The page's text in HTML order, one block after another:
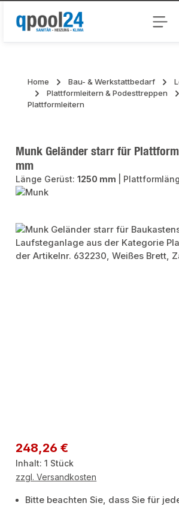
Zum Hauptinhalt springen
Home Bau- & Werkstattbedarf
Plattformleitern & Podesttreppen
Plattformleitern
Munk Geländer starr für
mm
Länge Gerüst:1250 mm
Bildergalerie überspringen
Regulärer Preis:
248,26 €
Inhalt:1 Stück
zzgl. Versandkosten
Bitte beachten Sie, dass Sie für